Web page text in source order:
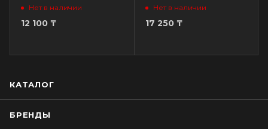
мм, металл, с
замками, хром
Нет в наличии
12 100 ₸
Нет в наличии
17 250₸
КАТАЛОГ
БРЕНДЫ